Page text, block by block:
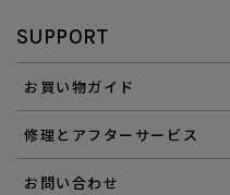
SUPPORT
お買い物ガイド
修理とアフターサービス
お問い合わせ